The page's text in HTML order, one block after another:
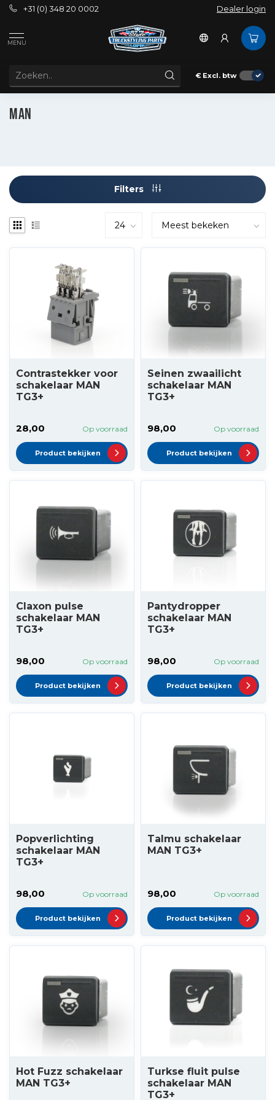
+31 (0) 348 20 0002 Dealer login
MENU
€ Excl. btw
Interieur MAN
MAN
Filters
Contrastekker voor
schakelaar MAN
TG3+
28,00 Op voorraad
Product bekijken
Seinen zwaailicht
schakelaar MAN
TG3+
98,00 Op voorraad
Product bekijken
Claxon pulse
schakelaar MAN
TG3+
98,00 Op voorraad
Product bekijken
Pantydropper
schakelaar MAN
TG3+
98,00 Op voorraad
Product bekijken
Popverlichting
schakelaar MAN
TG3+
98,00 Op voorraad
Product bekijken
Talmu schakelaar
MAN TG3+
98,00 Op voorraad
Product bekijken
Hot Fuzz schakelaar
MAN TG3+
Turkse fluit pulse
schakelaar MAN
TG3+